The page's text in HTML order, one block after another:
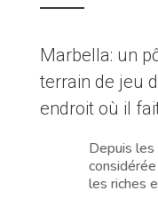
Marbella: un
terrain de jeu
endroit où il
Depuis
les riches